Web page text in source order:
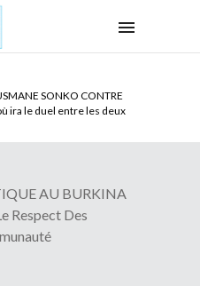
DES ADF EN RDC :
la violence au Congo
AU BURKINA
Respect Des